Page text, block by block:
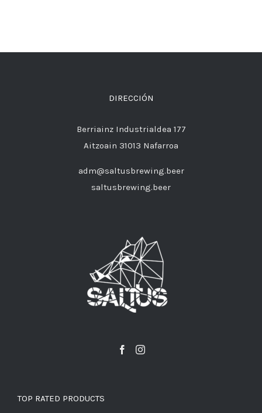
DIRECCIÓN
Berriainz Industrialdea 177
Aitzoain 31013 Nafarroa
adm@saltusbrewing.beer
saltusbrewing.beer
TOP RATED PRODUCTS